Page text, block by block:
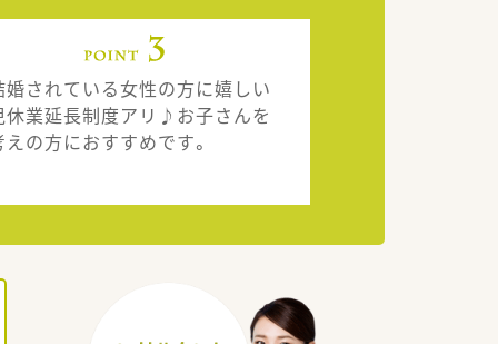
婚されている女性の方に嬉しい
休業延長制度アリ♪お子さんを
えの方におすすめです。